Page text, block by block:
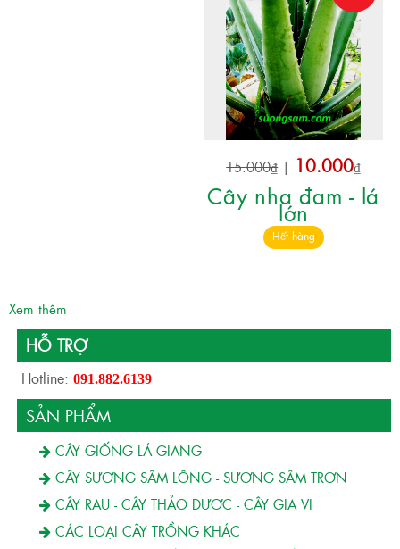
15.000₫| 10.000₫
Cây nha đam - lá
lớn
Hết hàng
Xem thêm
HỖ TRỢ
Hotline: 091.882.6139
SẢN PHẨM
CÂY GIỐNG LÁ GIANG
CÂY SƯƠNG SÂM LÔNG - SƯƠNG SÂM TRƠN
CÂY RAU - CÂY THẢO DƯỢC - CÂY GIA VỊ
CÁC LOẠI CÂY TRỒNG KHÁC